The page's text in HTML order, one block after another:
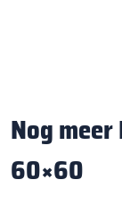
Nog
60×60